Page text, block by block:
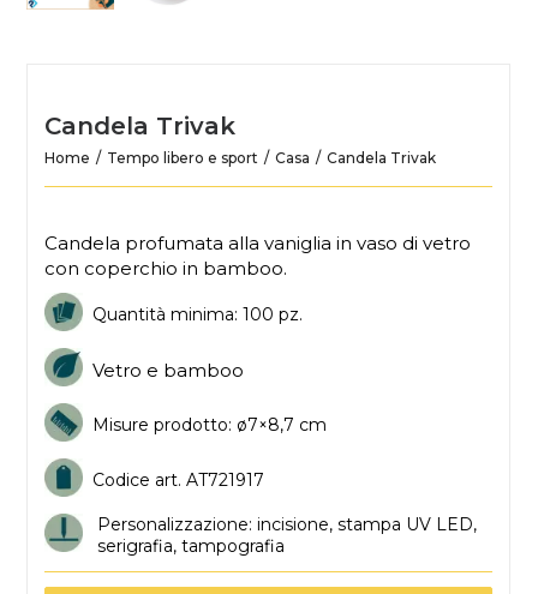
Candela Trivak
Home Tempo libero e sport Casa Candela Trivak
Candela profumata alla vaniglia in vaso di vetro
con coperchio in bamboo.
Quantità minima: 100 pz.
Vetro e bamboo
Misure prodotto: ø7×8,7 cm
Codice art. AT721917
Personalizzazione: incisione, stampa UV LED,
serigrafia, tampografia